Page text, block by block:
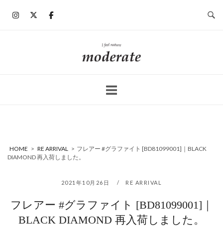
ホ
ー
HOME > RE ARRIVAL > フレアー #グラファイト [BD81099001]｜BLACK
DIAMOND 再入荷しました。
2021年10月26日 RE ARRIVAL
フレアー #グラファイト [BD81099001]｜
BLACK DIAMOND 再入荷しました。